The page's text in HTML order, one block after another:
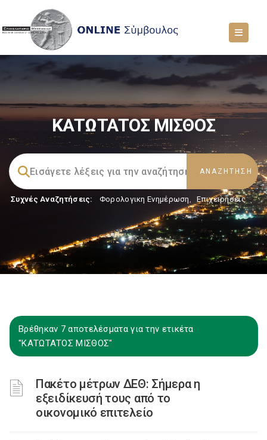
ΚΑΤΩΤΑΤΟΣ ΜΙΣΘΟΣ
Συχνές Αναζητήσεις: Φορολογικη Ενημέρωση, Επιχειρήσεις
Βρέθηκαν 7 αποτελέσματα για την ετικέτα
"ΚΑΤΩΤΑΤΟΣ ΜΙΣΘΟΣ"
Πακέτο μέτρων ΔΕΘ: Σήμερα η
εξειδίκευσή τους από το
οικονομικό επιτελείο